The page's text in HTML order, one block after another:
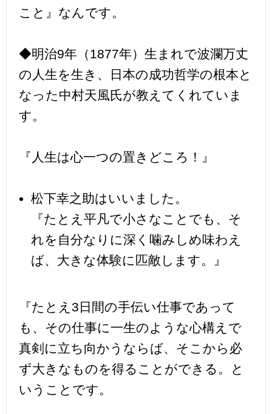
こと』なんです。
◆明治9年（1877年）生まれで波瀾万丈
の人生を生き、日本の成功哲学の根本と
なった中村天風氏が教えてくれていま
す。
『人生は心一つの置きどころ！』
松下幸之助はいいました。
『たとえ平凡で小さなことでも、そ
れを自分なりに深く噛みしめ味わえ
ば、大きな体験に匹敵します。』
『たとえ3日間の手伝い仕事であって
も、その仕事に一生のような心構えで
真剣に立ち向かうならば、そこから必
ず大きなものを得ることができる。と
いうことです。